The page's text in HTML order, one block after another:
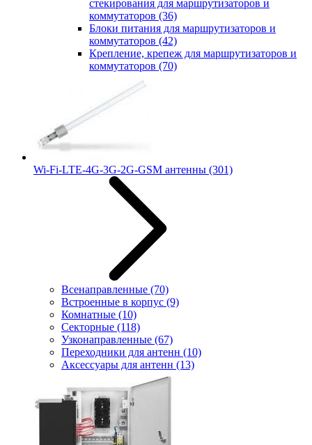
стекирования для маршрутизаторов и
коммутаторов (36)
Блоки питания для маршрутизаторов и
коммутаторов (42)
Крепление, крепеж для маршрутизаторов и
коммутаторов (70)
Wi-Fi-LTE-4G-3G-2G-GSM антенны (301)
Всенаправленные (70)
Встроенные в корпус (9)
Комнатные (10)
Секторные (118)
Узконаправленные (67)
Переходники для антенн (10)
Аксессуары для антенн (13)